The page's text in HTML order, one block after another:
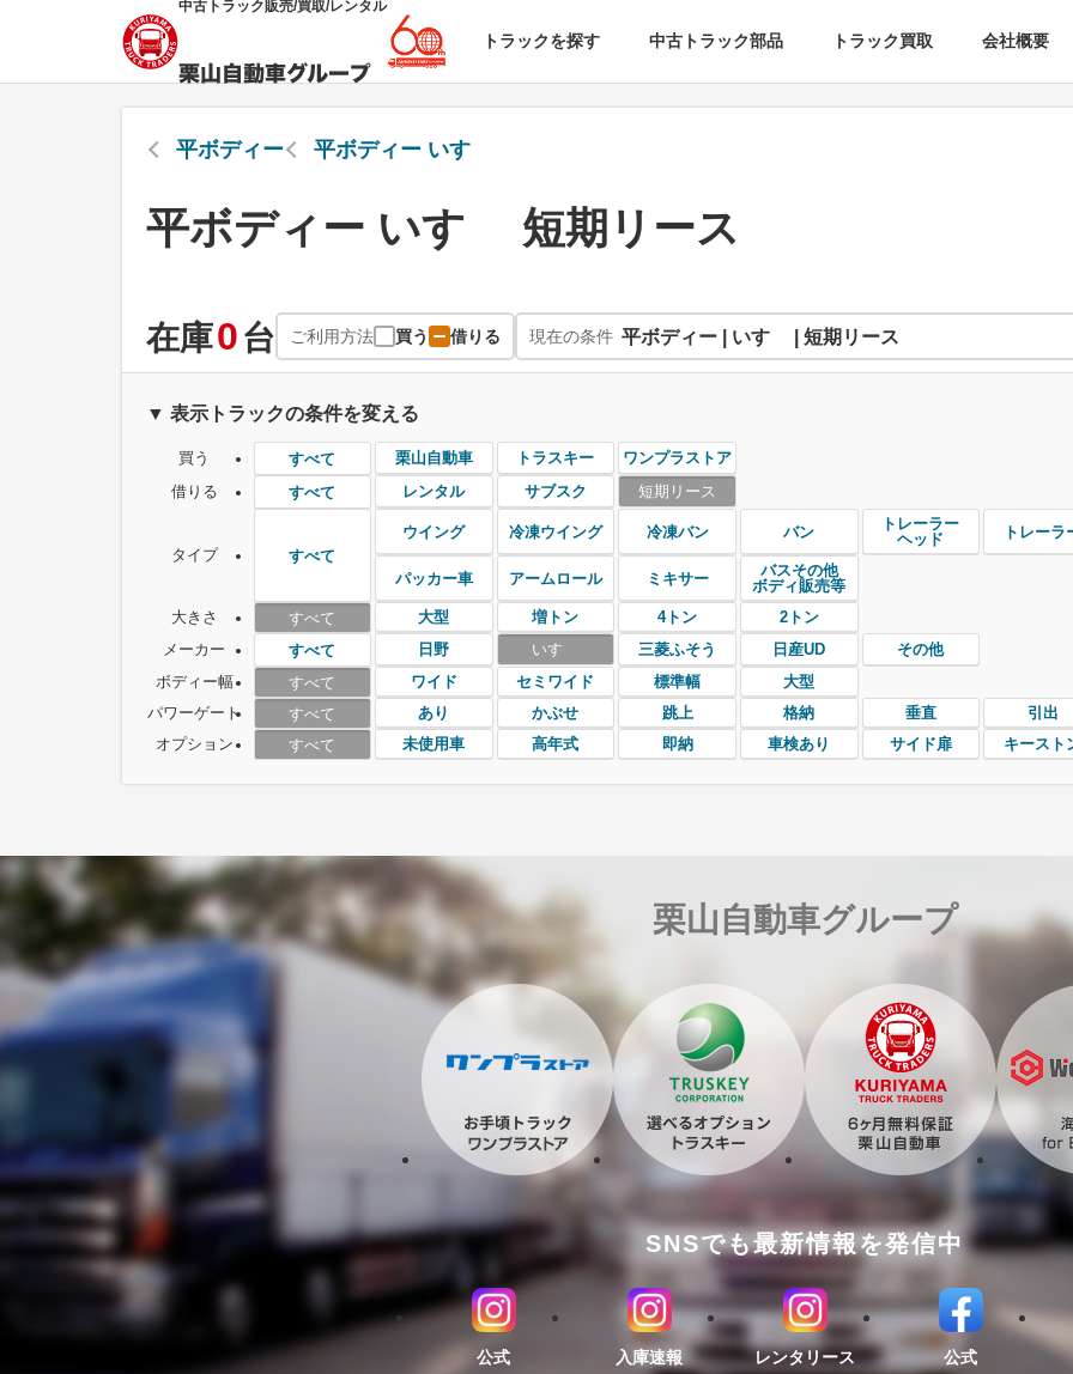
中古トラック販売/買取/レンタル
トラックを探す 中古トラック部品 トラック買取 会社概要
平ボディー 平ボディー いすゞ
平ボディー いすゞ 短期リース
在庫0台 ご利用方法 買う 借りる 現在の条件 平ボディー | いすゞ | 短期リース
▼ 表示トラックの条件を変える
買う すべて 栗山自動車 トラスキー
ワンプラストア
借りる
すべて レンタル サブスク 短期リース
タイプ すべて
ウイング 冷凍ウイング 冷凍バン バン
トレーラー
ヘッド
トレーラ
パッカー車 アームロール ミキサー
バスその他
ボディ販売等
大きさ
すべて 大型 増トン 4トン
2トン
メーカー
すべて 日野 いすゞ 三菱ふそう 日産UD
その他
ボディー幅
すべて ワイド セミワイド 標準幅
大型
パワーゲート
すべて あり かぶせ 跳上 格納 垂直 引出
オプション
すべて 未使用車 高年式 即納 車検あり サイド扉 キースト
栗山自動車グループ
SNSでも最新情報を発信中
公式
入庫速報
レンタリース
公式